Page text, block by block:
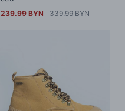
239.99 BYN
339.99 BYN